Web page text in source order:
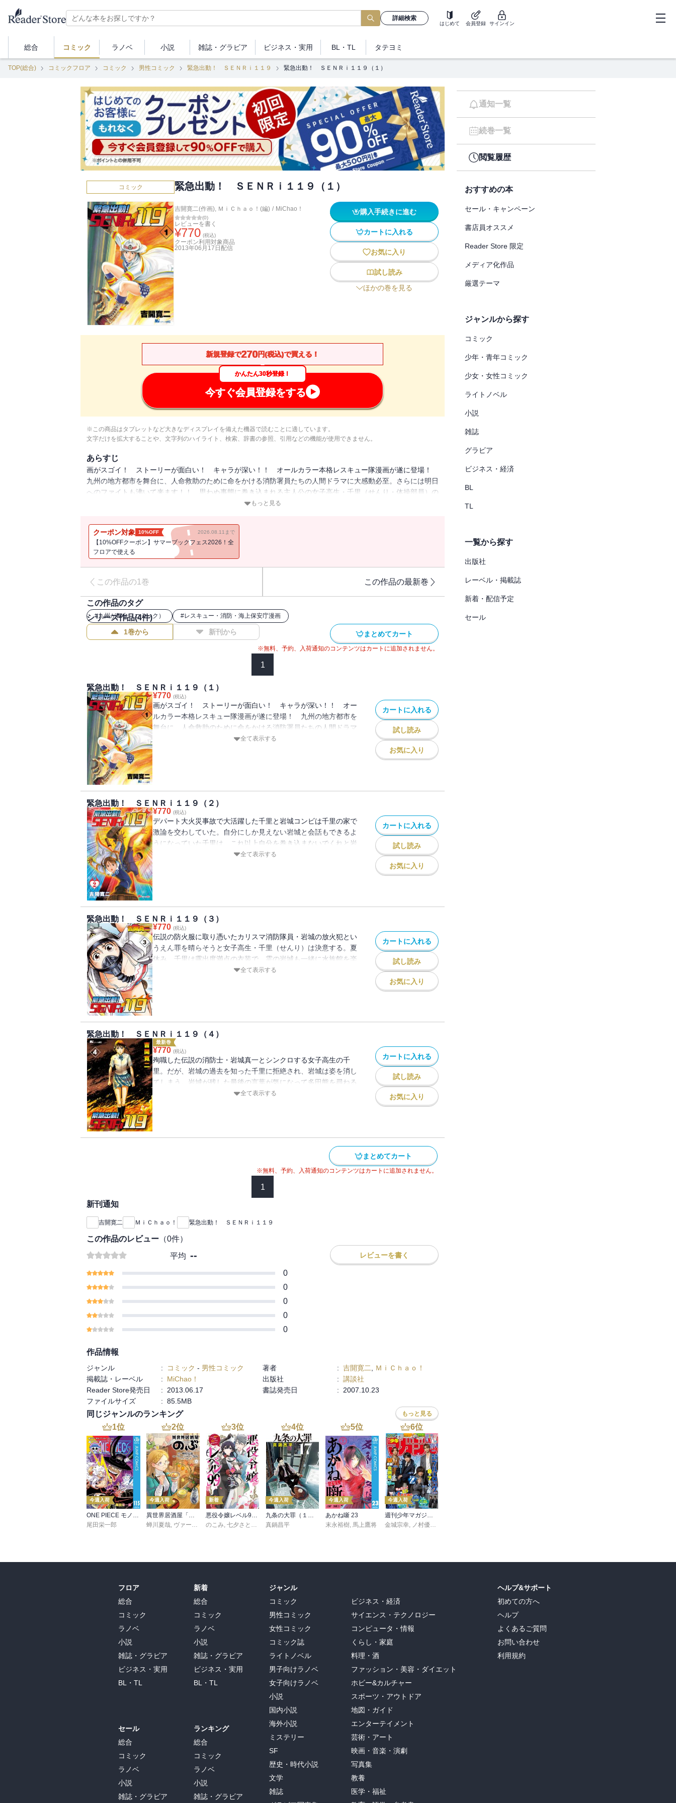
詳細検索
はじめて 会員登録 サインイン
総合 コミック ラノベ 小説 雑誌・ グラビア ビジネス ・実用 BL・TL タテヨミ
TOP(総合) コミックフロア コミック 男性コミック 緊急出動！ ＳＥＮＲｉ１１９ 緊急出動！ ＳＥＮＲｉ１１９（１）
コミック 緊急出動！ ＳＥＮＲｉ１１９（１）
吉開寛二(作画), ＭｉＣｈａｏ！(編) / MiChao！
(0)
レビューを書く
¥770 (税込)
クーポン利用対象商品
2013年06月17日 配信
購入手続きに進む
カートに入れる
お気に入り
試し読み
ほかの巻を見る
新規登録で270円(税込)で買える！
かんたん30秒登録！
今すぐ会員登録をする
※この商品はタブレットなど大きなディスプレイを備えた機器で読むことに適しています。
文字だけを拡大することや、文字列のハイライト、検索、辞書の参照、引用などの機能が使用できません。
あらすじ
画がスゴイ！ ストーリーが面白い！ キャラが深い！！ オールカラー本格レスキュー隊漫画が遂に登場！
九州の地方都市を舞台に、人命救助のために命をかける消防署員たちの人間ドラマに大感動必至。さらには明日
へのファイトも沸いて来ます！！ 思わぬ事態に巻き込まれる主人公の女子高生・千里（せんり・体操部員）の
活躍に手に汗握りながら、萌えてください！ 『たぢからお』『思い出の味大陸食堂』の吉開寛二が満を持して
もっと見る
クーポン対象 10%OFF 2026.08.11まで
【10%OFFクーポン】サマーブックフェス2026！全
フロアで使える
この作品の1巻 この作品の最新巻
この作品のタグ
#九州が舞台（コミック） #レスキュー・消防・海上保安庁漫画
シリーズ作品(4件)
1巻から 新刊から まとめてカート
※無料、予約、入荷通知のコンテンツはカートに追加されません。
1
緊急出動！ ＳＥＮＲｉ１１９（１）
¥770 (税込)
画がスゴイ！ ストーリーが面白い！ キャラが深い！！ オー
ルカラー本格レスキュー隊漫画が遂に登場！ 九州の地方都市を
舞台に、人命救助のために命をかける消防署員たちの人間ドラマ
に大感動必至。さらには明日へのファイトも沸いて来ます！！
全て表示する
カートに入れる
試し読み
お気に入り
緊急出動！ ＳＥＮＲｉ１１９（２）
¥770 (税込)
デパート大火災事故で大活躍した千里と岩城コンビは千里の家で
激論を交わしていた。自分にしか見えない岩城と会話もできるよ
うになっていた千里は、これ以上自分を巻き込まないでくれと岩
城に訴える。だが、放火魔の汚名を着せられたまま16年前に殉
全て表示する
カートに入れる
試し読み
お気に入り
緊急出動！ ＳＥＮＲｉ１１９（３）
¥770 (税込)
伝説の防火服に取り憑いたカリスマ消防隊員・岩城の放火犯とい
うえん罪を晴らそうと女子高生・千里（せんり）は決意する。夏
休み、千里は露出度満点の衣装で、霊の岩城も一緒に水族館を楽
しんでいた。ところが同じ頃、リュックを背負ったデブ男が、よ
全て表示する
カートに入れる
試し読み
お気に入り
緊急出動！ ＳＥＮＲｉ１１９（４）
最新巻
¥770 (税込)
殉職した伝説の消防士・岩城真一とシンクロする女子高生の千
里。だが、岩城の過去を知った千里に拒絶され、岩城は姿を消し
てしまう。岩城が残した最後の言葉が気になって多田熊を尋ねる
千里だが、その時、宝家出張所に火災指令が…！ 岩城の知られ
全て表示する
カートに入れる
試し読み
お気に入り
まとめてカート
※無料、予約、入荷通知のコンテンツはカートに追加されません。
1
新刊通知
吉開寛二 ＭｉＣｈａｏ！ 緊急出動！ ＳＥＮＲｉ１１９
この作品のレビュー （0件）
平均 -- レビューを書く
0
0
0
0
0
作品情報
ジャンル : コミック - 男性コミック 著者 : 吉開寛二, ＭｉＣｈａｏ！
掲載誌・レーベル
: MiChao！ 出版社 : 講談社
Reader Store発売日
: 2013.06.17 書誌発売日 : 2007.10.23
ファイルサイズ
: 85.5MB
同じジャンルのランキング もっと見る
1位
今週入荷
尾田栄一郎
2位
今週入荷
蝉川夏哉, ヴァージニア二等兵 ,転
3位
新着
のこみ ,七夕さとり Tea
4位
今週入荷
真鍋昌平
5位
今週入荷
あかね噺 23
末永裕樹, 馬上鷹将
6位
今週入荷
金城宗幸
ノ村優介
通知一覧
続巻一覧
閲覧履歴
おすすめの本
セール・キャンペーン
書店員オススメ
Reader Store 限定
メディア化作品
厳選テーマ
ジャンルから探す
コミック
少年・青年コミック
少女・女性コミック
ライトノベル
小説
雑誌
グラビア
ビジネス・経済
BL
TL
一覧から探す
出版社
レーベル・掲載誌
新着・配信予定
セール
フロア
総合
コミック
ラノベ
小説
雑誌・グラビア
ビジネス・実用
BL・TL
セール
総合
コミック
ラノベ
小説
雑誌・グラビア
新着
総合
コミック
ラノベ
小説
雑誌・グラビア
ビジネス・実用
BL・TL
ランキング
総合
コミック
ラノベ
小説
雑誌・グラビア
ジャンル
コミック
男性コミック
女性コミック
コミック誌
ライトノベル
男子向けラノベ
女子向けラノベ
小説
国内小説
海外小説
ミステリー
SF
歴史・時代小説
文学
雑誌
ビジネス・経済
サイエンス・テクノロジー
コンピュータ・情報
くらし・家庭
料理・酒
ファッション・美容・ダイエット
ホビー&カルチャー
スポーツ・アウトドア
地図・ガイド
エンターテイメント
芸術・アート
映画・音楽・演劇
写真集
教養
医学・福祉
ヘルプ&サポート
初めての方へ
ヘルプ
よくあるご質問
お問い合わせ
利用規約